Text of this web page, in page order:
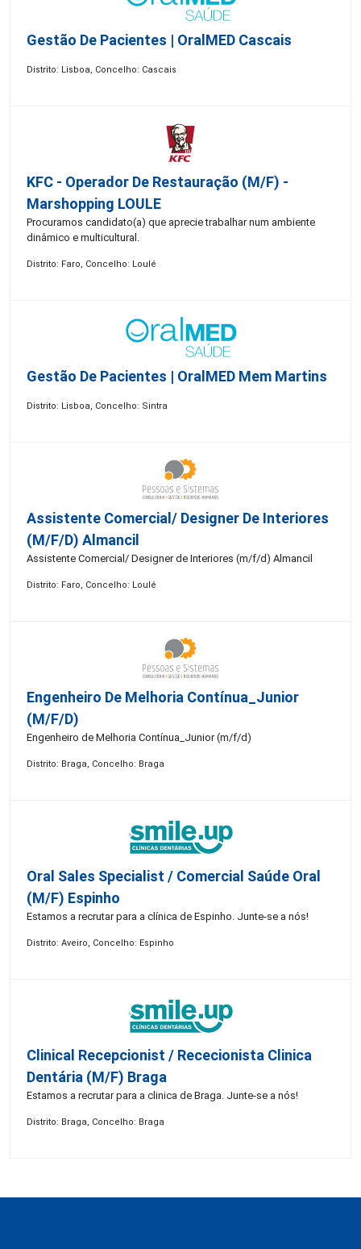
Gestão De Pacientes | OralMED Cascais
Distrito: Lisboa, Concelho: Cascais
KFC - Operador De Restauração (m/f) -
Marshopping LOULE
Procuramos candidato(a) que aprecie trabalhar num ambiente
dinâmico e multicultural.
Distrito: Faro, Concelho: Loulé
Gestão De Pacientes | OralMED Mem Martins
Distrito: Lisboa, Concelho: Sintra
Assistente Comercial/ Designer De Interiores
(m/f/d) Almancil
Assistente Comercial/ Designer de Interiores (m/f/d) Almancil
Distrito: Faro, Concelho: Loulé
Engenheiro De Melhoria Contínua_Junior
(m/f/d)
Engenheiro de Melhoria Contínua_Junior (m/f/d)
Distrito: Braga, Concelho: Braga
Oral Sales Specialist / Comercial Saúde Oral
(M/F) Espinho
Estamos a recrutar para a clínica de Espinho. Junte-se a nós!
Distrito: Aveiro, Concelho: Espinho
Clinical Recepcionist / Rececionista Clinica
Dentária (M/F) Braga
Estamos a recrutar para a clinica de Braga. Junte-se a nós!
Distrito: Braga, Concelho: Braga